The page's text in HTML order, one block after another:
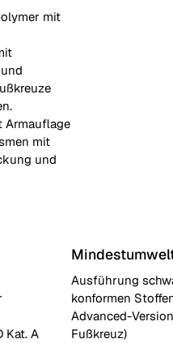
mit
Armauflage
mit
und
Kat. A
Ausführung
konformen
Advanced-
Fußkreuz)